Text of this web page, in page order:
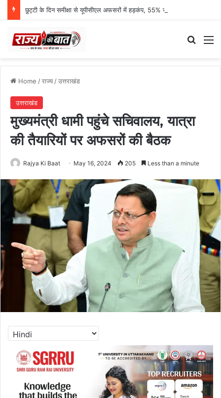
Home /राज्य/उत्तराखंड
उत्तराखंड
मुख्यमंत्री धामी पहुंचे सचिवालय, यात्रा
की तैयारियों पर अफसरों की बैठक
Rajya Ki Baat May 16, 2024 205 Less than a minute